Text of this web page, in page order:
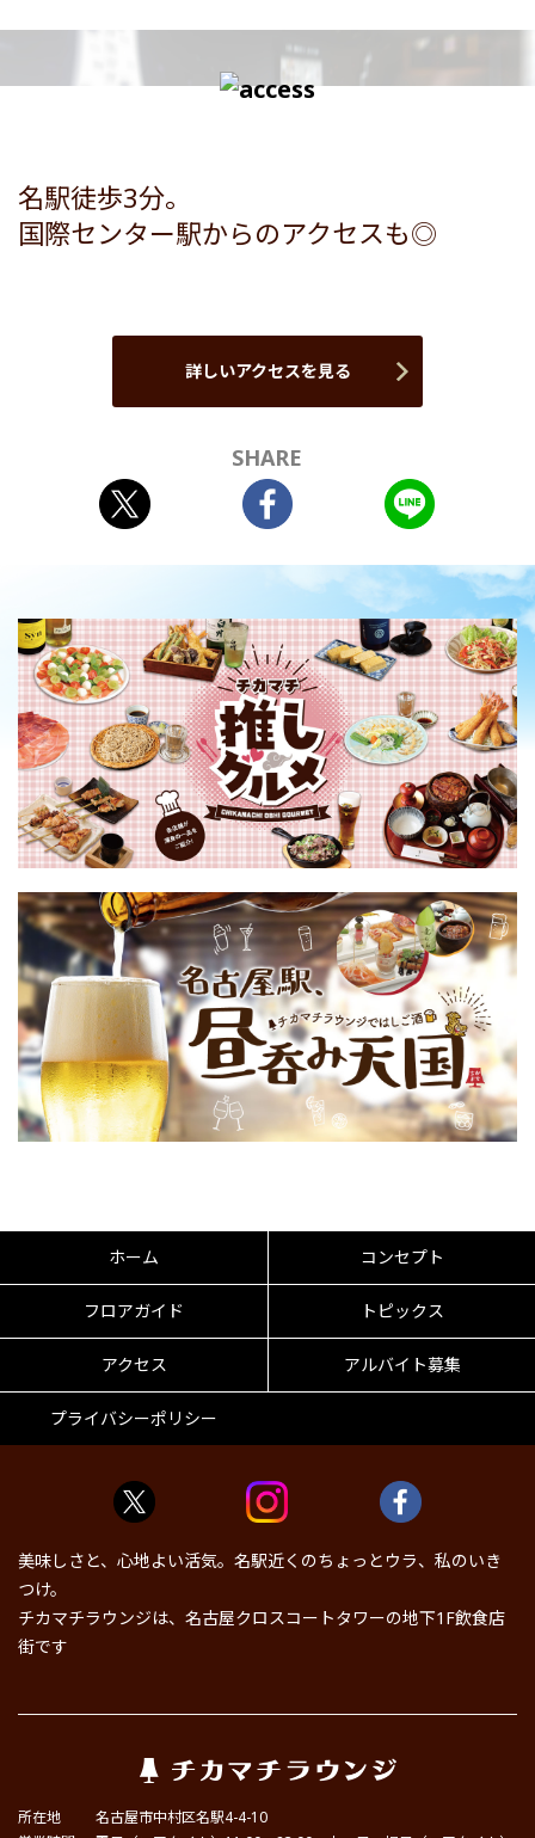
名駅徒歩3分。
国際センター駅からのアクセスも◎
詳しいアクセスを見る
SHARE
ホーム コンセプト
フロアガイド トピックス
アクセス アルバイト募集
プライバシーポリシー
美味しさと、心地よい活気。名駅近くのちょっとウラ、私のいき
つけ。
チカマチラウンジは、名古屋クロスコートタワーの地下1F飲食店
街です
所在地
名古屋市中村区名駅4-4-10